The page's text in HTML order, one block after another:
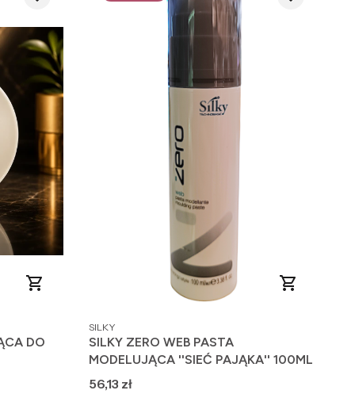
DO
PRODUCENT
SILKY
SILKY ZERO WEB PASTA
MODELUJĄCA ''SIEĆ PAJĄKA'' 100ML
Cena
56,13 zł